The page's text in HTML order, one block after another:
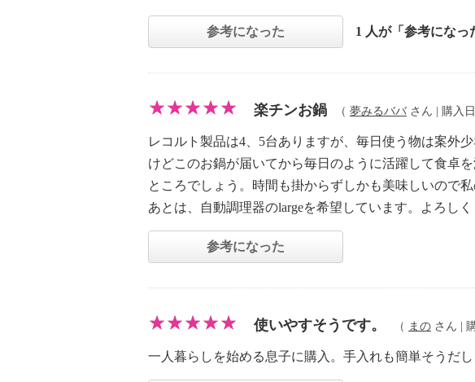
参考になった 1 人が「参考にな
楽チンお鍋 （ 夢みるババさん | 購入日
レコルト製品は4、5台ありますが、毎日使う物は案外少
けどこのお鍋が届いてから毎日のように活躍して食卓
ところでしょう。時間も掛からずしかも美味しいので私
あとは、自動調理器のlargeを希望しています。よろしく
参考になった
使いやすそうです。 （ まの さん |
一人暮らしを始める息子に購入。手入れも簡単そうだ